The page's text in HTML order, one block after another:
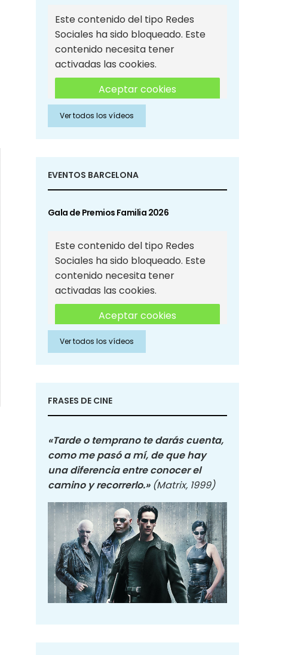
Este contenido del tipo Redes
Sociales ha sido bloqueado. Este
contenido necesita tener
activadas las cookies.
Aceptar cookies
Aceptar cookies de Redes
Sociales
Ver todos los vídeos
EVENTOS BARCELONA
Gala de Premios Familia 2026
Este contenido del tipo Redes
Sociales ha sido bloqueado. Este
contenido necesita tener
activadas las cookies.
Aceptar cookies
Aceptar cookies de Redes
Sociales
Ver todos los vídeos
FRASES DE CINE
«Tarde o temprano te darás cuenta,
como me pasó a mí, de que hay
una diferencia entre conocer el
camino y recorrerlo.» (Matrix, 1999)